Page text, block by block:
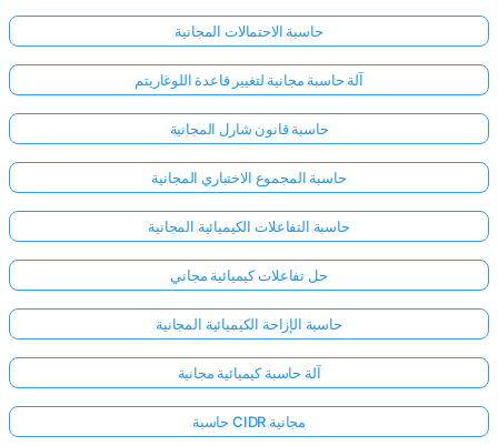
حاسبة الاحتمالات المجانية
آلة حاسبة مجانية لتغيير قاعدة اللوغاريتم
حاسبة قانون شارل المجانية
حاسبة المجموع الاختباري المجانية
حاسبة التفاعلات الكيميائية المجانية
حل تفاعلات كيميائية مجاني
حاسبة الإزاحة الكيميائية المجانية
آلة حاسبة كيميائية مجانية
حاسبة CIDR مجانية